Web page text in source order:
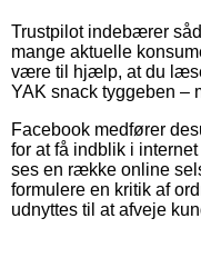
Trustpilot indebærer
mange aktuelle
være til hjælp, at du
YAK snack tyggeben –
Facebook medfører
for at få indblik i
ses en række online
formulere en kritik af
udnyttes til at afveje